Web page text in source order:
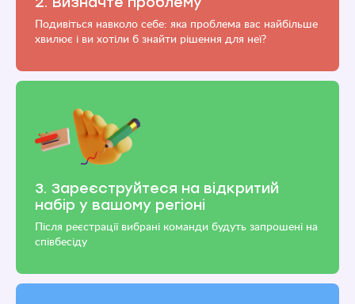
Подивіться навколо себе: яка проблема вас найбільше
хвилює і ви хотіли б знайти рішення для неї?
3. Зареєструйтеся на відкритий
набір у вашому регіоні
Після реєстрації вибрані команди будуть запрошені на
співбесіду